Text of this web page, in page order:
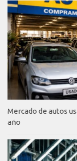
Mercado de autos
año